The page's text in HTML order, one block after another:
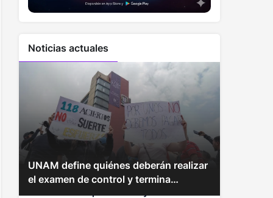
Noticias actuales
UNAM define quiénes deberán realizar
el examen de control y termina
contrato con Territorium Life
Zelenski advierte las dificultades para
3
Informe desde Río de Janeiro: sigue la
4